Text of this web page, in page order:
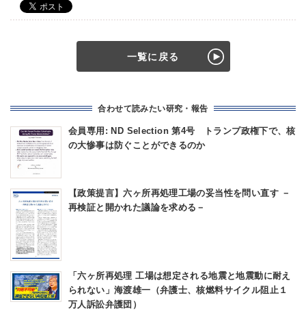
一覧に戻る
合わせて読みたい研究・報告
会員専用: ND Selection 第4号 トランプ政権下で、核
の大惨事は防ぐことができるのか
【政策提言】六ヶ所再処理工場の妥当性を問い直す －
再検証と開かれた議論を求める－
「六ヶ所再処理 工場は想定される地震と地震動に耐え
られない」海渡雄一（弁護士、核燃料サイクル阻止１
万人訴訟弁護団）